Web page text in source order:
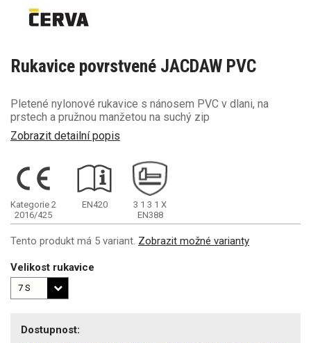
Rukavice povrstvené JACDAW PVC
Pletené nylonové rukavice s nánosem PVC v dlani, na
prstech a pružnou manžetou na suchý zip
Zobrazit detailní popis
Kategorie 2
2016/425
EN420 3 1 3 1 X
EN388
Tento produkt má 5 variant. Zobrazit možné varianty
Velikost rukavice
Dostupnost: